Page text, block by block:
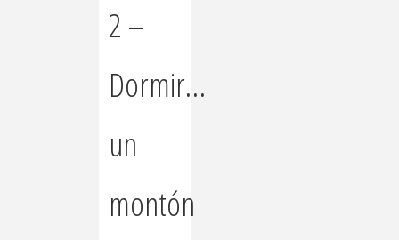
2 –
Dormir…
un
montón